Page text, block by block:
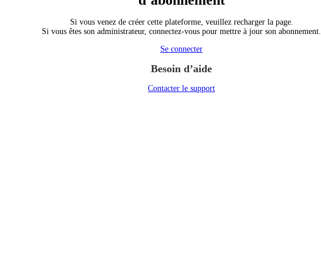
Si vous venez de créer cette plateforme, veuillez recharger la page.
Si vous êtes son administrateur, connectez-vous pour mettre à jour son abonnement.
Se connecter
Besoin d’aide
Contacter le support